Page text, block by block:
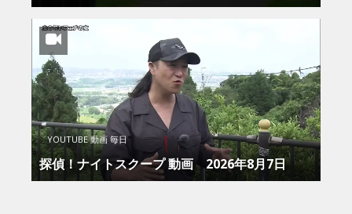
YOUTUBE 動画 毎日
探偵！ナイトスクープ 動画 2026年8月7日